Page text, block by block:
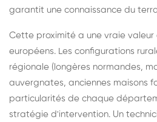
garantit une connaissance du
Cette proximité a une vraie
européens. Les configurations
régionale (longères normandes,
auvergnates, anciennes maisons
particularités de chaque
stratégie d'intervention. Un